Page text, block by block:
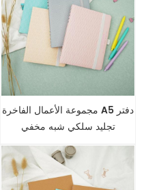
مجموعة الأعمال الفاخرة A5 دفتر
تجليد سلكي شبه مخفي